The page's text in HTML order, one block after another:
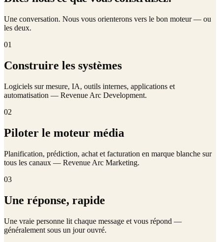
Une conversation. Nous vous orienterons vers le bon moteur — ou
les deux.
01
Construire les systèmes
Logiciels sur mesure, IA, outils internes, applications et
automatisation — Revenue Arc Development.
02
Piloter le moteur média
Planification, prédiction, achat et facturation en marque blanche sur
tous les canaux — Revenue Arc Marketing.
03
Une réponse, rapide
Une vraie personne lit chaque message et vous répond —
généralement sous un jour ouvré.